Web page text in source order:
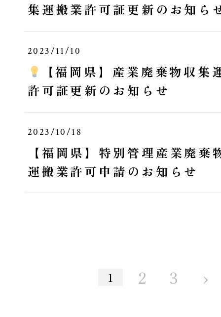
集運搬業許可証更新のお知ら
2023/11/10
【福岡県】産業廃棄物収集
許可証更新のお知らせ
2023/10/18
【福岡県】特別管理産業廃棄
運搬業許可申請のお知らせ
1 2 3 ›